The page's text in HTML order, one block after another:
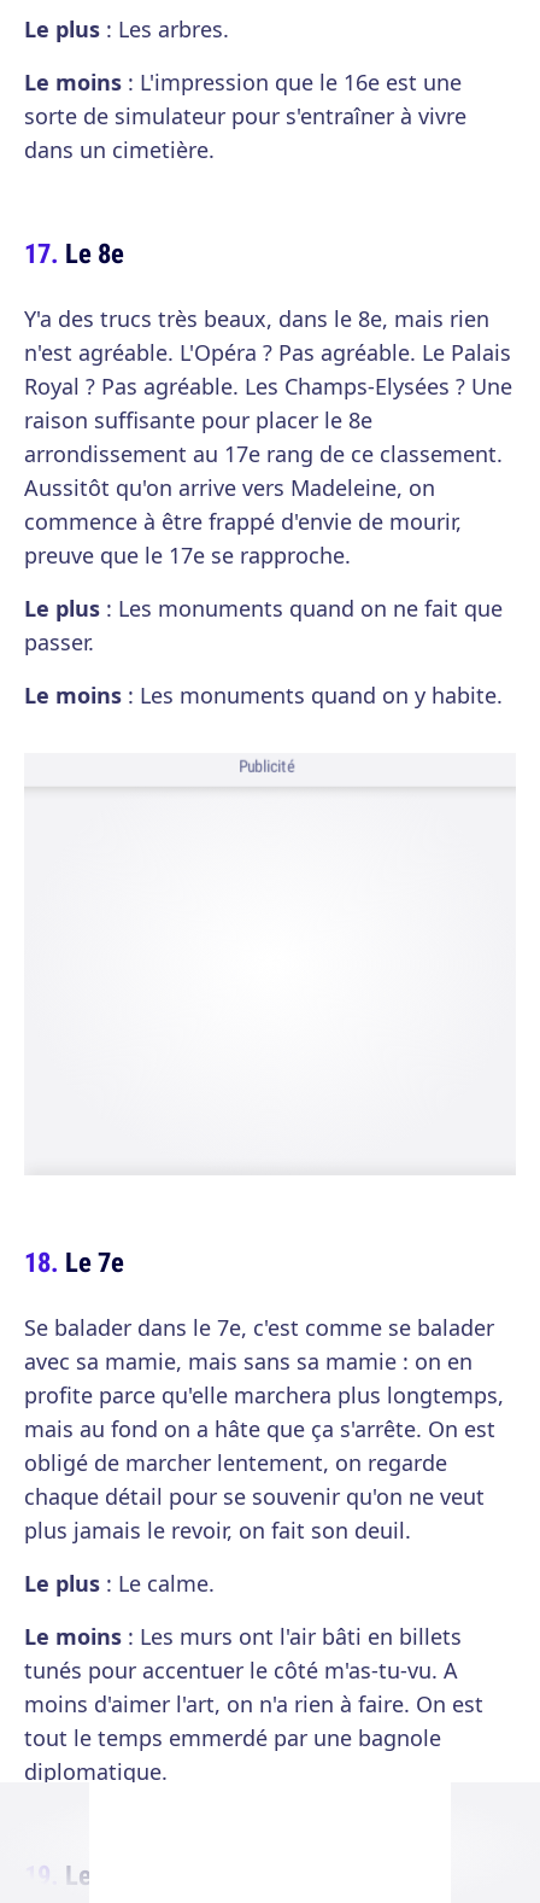
Le plus : Les arbres.
Le moins : L'impression que le 16e est une
sorte de simulateur pour s'entraîner à vivre
dans un cimetière.
Le 8e
Y'a des trucs très beaux, dans le 8e, mais rien
n'est agréable. L'Opéra ? Pas agréable. Le Palais
Royal ? Pas agréable. Les Champs-Elysées ? Une
raison suffisante pour placer le 8e
arrondissement au 17e rang de ce classement.
Aussitôt qu'on arrive vers Madeleine, on
commence à être frappé d'envie de mourir,
preuve que le 17e se rapproche.
Le plus : Les monuments quand on ne fait que
passer.
Le moins : Les monuments quand on y habite.
Publicité
Le 7e
Se balader dans le 7e, c'est comme se balader
avec sa mamie, mais sans sa mamie : on en
profite parce qu'elle marchera plus longtemps,
mais au fond on a hâte que ça s'arrête. On est
obligé de marcher lentement, on regarde
chaque détail pour se souvenir qu'on ne veut
plus jamais le revoir, on fait son deuil.
Le plus : Le calme.
Le moins : Les murs ont l'air bâti en billets
tunés pour accentuer le côté m'as-tu-vu. A
moins d'aimer l'art, on n'a rien à faire. On est
tout le temps emmerdé par une bagnole
diplomatique.
Le 15e